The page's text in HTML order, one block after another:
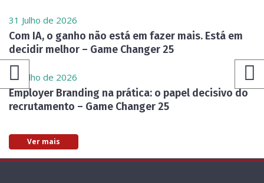
31 Julho de 2026
Com IA, o ganho não está em fazer mais. Está em
decidir melhor – Game Changer 25
24 Julho de 2026
Employer Branding na prática: o papel decisivo do
recrutamento – Game Changer 25
Ver mais